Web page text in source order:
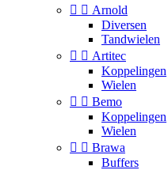
  Arnold
Diversen
Tandwielen
  Artitec
Koppelingen
Wielen
  Bemo
Koppelingen
Wielen
  Brawa
Buffers